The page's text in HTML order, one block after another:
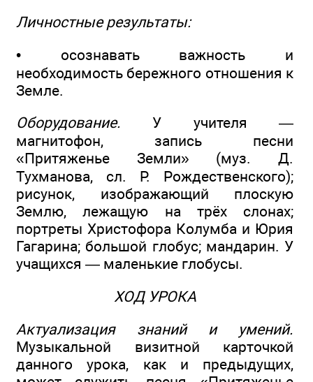
Личностные результаты:
• осознавать важность и
необходимость бережного отношения к
Земле.
Оборудование. У учителя —
магнитофон, запись песни
«Притяженье Земли» (муз. Д.
Тухманова, сл. Р. Рождественского);
рисунок, изображающий плоскую
Землю, лежащую на трёх слонах;
портреты Христофора Колумба и Юрия
Гагарина; большой глобус; мандарин. У
учащихся — маленькие глобусы.
ХОД УРОКА
Актуализация знаний и умений.
Музыкальной визитной карточкой
данного урока, как и предыдущих,